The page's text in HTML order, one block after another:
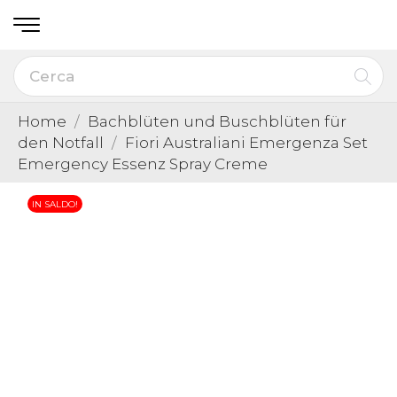
Home
Bachblüten und Buschblüten für
den Notfall
Fiori Australiani Emergenza Set
Emergency Essenz Spray Creme
IN SALDO!